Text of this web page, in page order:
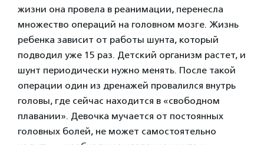
жизни она провела в реанимации, перенесла
множество операций на головном мозге. Жизнь
ребенка зависит от работы шунта, который
подводил уже 15 раз. Детский организм растет, и
шунт периодически нужно менять. После такой
операции один из дренажей провалился внутрь
головы, где сейчас находится в «свободном
плавании». Девочка мучается от постоянных
головных болей, не может самостоятельно